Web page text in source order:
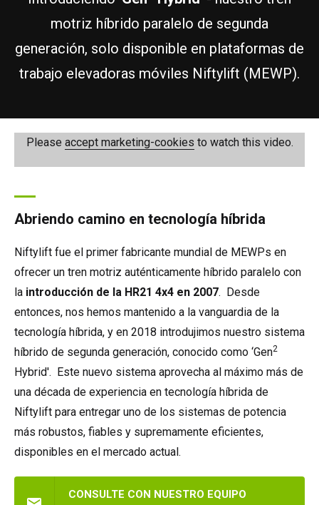
HR17E
HR22SE
HR17N
HR21 4x4
HR21 4x4
TD120T
Equipo de segunda mano
SiOPS
Traction Drive
Asistencia de Niftylink
Comentarios de los clientes
motriz híbrido paralelo de segunda
generación, solo disponible en plataformas de
trabajo elevadoras móviles Niftylift (MEWP).
Please accept marketing-cookies to watch this video.
Abriendo camino en tecnología híbrida
Niftylift fue el primer fabricante mundial de MEWPs en
ofrecer un tren motriz auténticamente híbrido paralelo con
la introducción de la HR21 4x4 en 2007. Desde
entonces, nos hemos mantenido a la vanguardia de la
tecnología híbrida, y en 2018 introdujimos nuestro sistema
híbrido de segunda generación, conocido como ‘Gen2
Hybrid'. Este nuevo sistema aprovecha al máximo más de
una década de experiencia en tecnología híbrida de
Niftylift para entregar uno de los sistemas de potencia
más robustos, fiables y supremamente eficientes,
disponibles en el mercado actual.
CONSULTE CON NUESTRO EQUIPO